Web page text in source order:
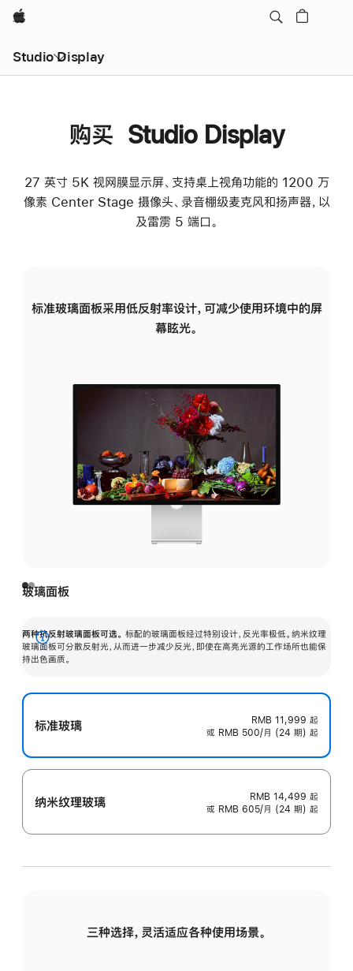
Apple
Studio Display
购买 Studio Display
27 英寸 5K 视网膜显示屏、支持桌上视角功能的 1200 万
像素 Center Stage 摄像头、录音棚级麦克风和扬声器，以
及雷雳 5 端口。
标准玻璃面板采用低反射率设计，可减少使用环境中的屏
幕眩光。
玻璃面板
两种抗反射玻璃面板可选。 标配的玻璃面板经过特别设计，反光率极低。纳米纹理
玻璃面板可分散反射光，从而进一步减少反光，即使在高亮光源的工作场所也能保
持出色画质。
展
开
标准玻璃 RMB 11,999 起
或 RMB 500/月 (24 期) 起
纳米纹理玻璃 RMB 14,499 起
或 RMB 605/月 (24 期) 起
三种选择，灵活适应各种使用场景。